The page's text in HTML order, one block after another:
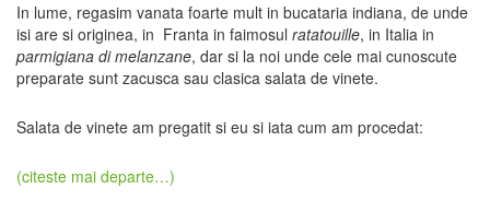
In lume, regasim vanata foarte mult in bucataria indiana, de unde
isi are si originea, in Franta in faimosul ratatouille, in Italia in
parmigiana di melanzane, dar si la noi unde cele mai cunoscute
preparate sunt zacusca sau clasica salata de vinete.
Salata de vinete am pregatit si eu si iata cum am procedat:
(citeste mai departe…)